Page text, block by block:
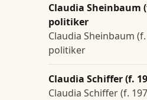
Claudia Sheinbaum
politiker
Claudia Sheinbaum
politiker
Claudia Schiffer (f.
Claudia Schiffer (f.